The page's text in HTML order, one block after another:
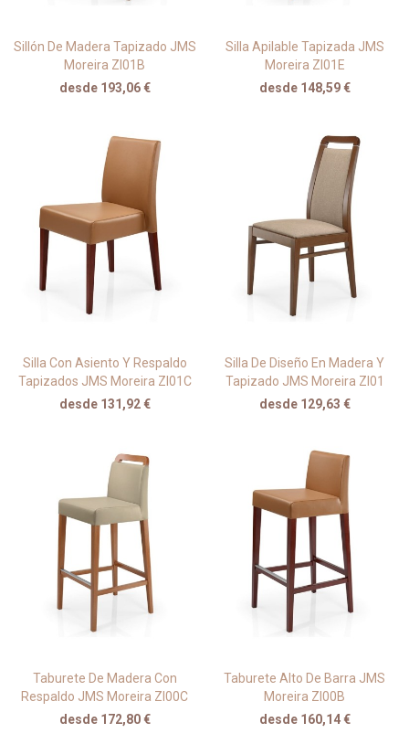
Sillón De Madera Tapizado JMS
Moreira ZI01B
desde 193,06 €
Silla Apilable Tapizada JMS
Moreira ZI01E
desde 148,59 €
Silla Con Asiento Y Respaldo
Tapizados JMS Moreira ZI01C
desde 131,92 €
Silla De Diseño En Madera Y
Tapizado JMS Moreira ZI01
desde 129,63 €
Taburete De Madera Con
Respaldo JMS Moreira ZI00C
desde 172,80 €
Taburete Alto De Barra JMS
Moreira ZI00B
desde 160,14 €